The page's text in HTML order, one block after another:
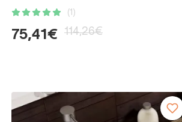
(1)
75,41€ 114,26€